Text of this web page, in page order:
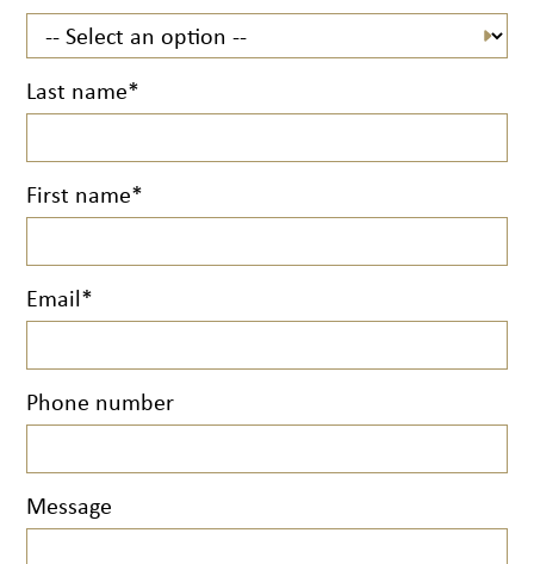
Last name*
First name*
Email*
Phone number
Message